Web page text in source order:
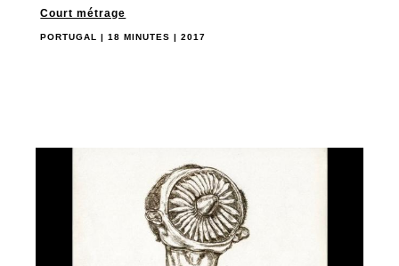
Court métrage
PORTUGAL | 18 MINUTES | 2017